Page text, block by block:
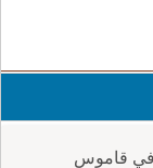
في قاموس